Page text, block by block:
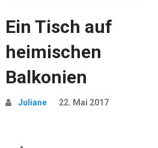
Ein Tisch auf
heimischen
Balkonien
Juliane 22. Mai 2017